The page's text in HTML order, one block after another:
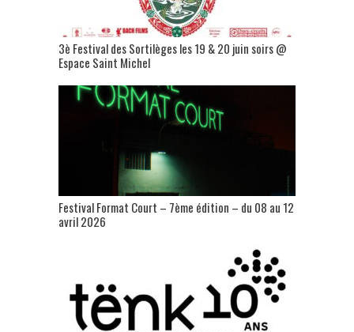
3è Festival des Sortilèges les 19 & 20 juin soirs @
Espace Saint Michel
Festival Format Court – 7ème édition – du 08 au 12
avril 2026